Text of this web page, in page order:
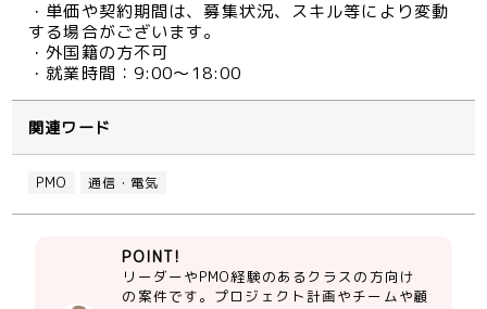
・単価や契約期間は、募集状況、スキル等により変動
する場合がございます。
・外国籍の方不可
・就業時間：9:00～18:00
関連ワード
PMO 通信・電気
POINT!
リーダーやPMO経験のあるクラスの方向け
の案件です。プロジェクト計画やチームや顧